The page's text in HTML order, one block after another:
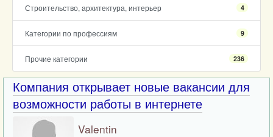
Строительство, архитектура, интерьер 4
Категории по профессиям 9
Прочие категории 236
Компания открывает новые вакансии для
возможности работы в интернете
Valentin